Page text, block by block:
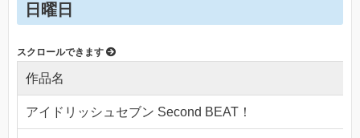
日曜日
作品名
アイドリッシュセブン Second BEAT！